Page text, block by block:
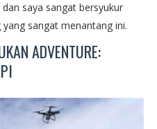
saya sangat bersyukur
sangat menantang ini.
ADVENTURE: